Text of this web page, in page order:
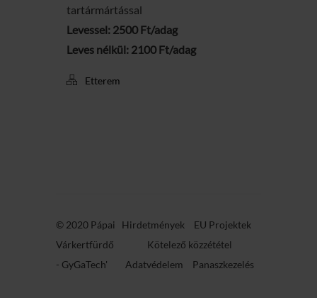
tartármártással
Levessel: 2500 Ft/adag
Leves nélkül: 2100 Ft/adag
Etterem
© 2020 Pápai
Várkertfürdő
- GyGaTech'
Hirdetmények
EU Projektek
Kötelező közzététel
Adatvédelem
Panaszkezelés